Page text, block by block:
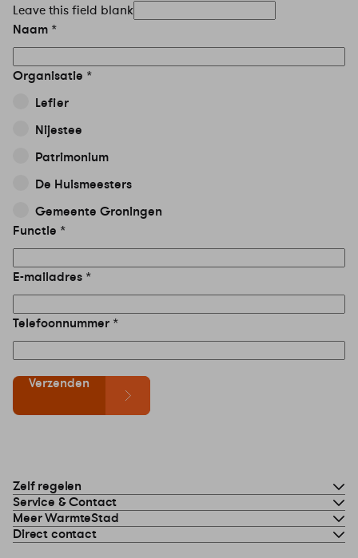
Leave this field blank
Naam
Organisatie
Lefier
Nijestee
Patrimonium
De Huismeesters
Gemeente Groningen
Functie
E-mailadres
Telefoonnummer
Verzenden
Zelf regelen
Service & Contact
Meer WarmteStad
Direct contact